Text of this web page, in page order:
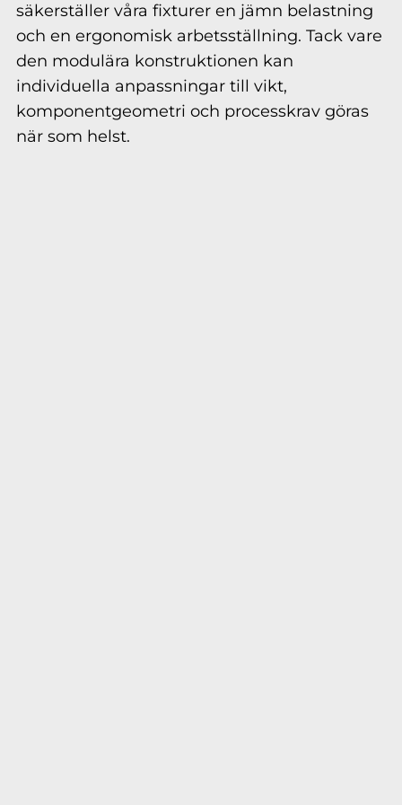
säkerställer våra fixturer en jämn belastning
och en ergonomisk arbetsställning. Tack vare
den modulära konstruktionen kan
individuella anpassningar till vikt,
komponentgeometri och processkrav göras
när som helst.